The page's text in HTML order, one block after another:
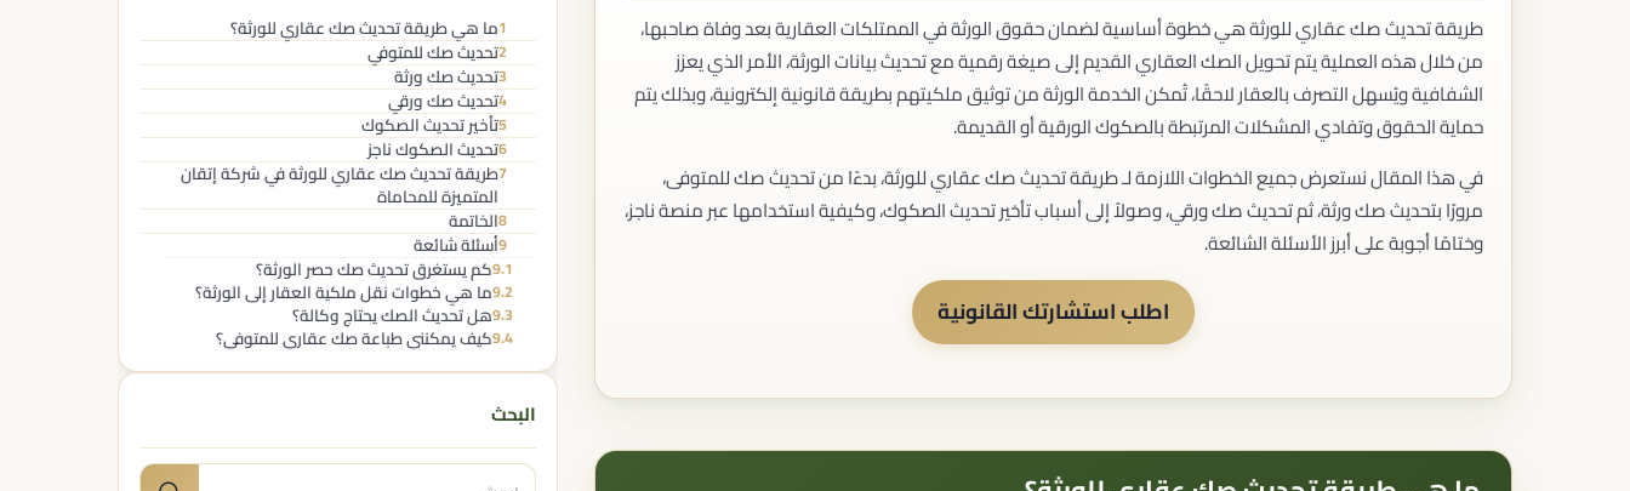
إعداد اتفاقيات الامتياز
تسجيل الامتياز التجاري
الامتثال لنظام الامتياز التجاري
الملكية الفكرية
تسجيل براءات الاختراع
حماية حقوق المؤلف
تسجيل التصاميم الصناعية
تسجيل الأصناف النباتية
التمثيل أمام المحاكم
التمثيل أمام اللجان القضائية
التمثيل أمام الجهات شبه القضائية
منازعات العقارات
الملكية العقارية
الإفراغات العقارية
صياغة العقود
إعداد اللوائح
طريقة تحديث صك عقاري للورثة هي خطوة أساسية لضمان حقوق الورثة في الممتلكات العقارية بعد وفاة صاحبها،
من خلال هذه العملية يتم تحويل الصك العقاري القديم إلى صيغة رقمية مع تحديث بيانات الورثة، الأمر الذي يعزز
الشفافية ويُسهل التصرف بالعقار لاحقًا، تُمكن الخدمة الورثة من توثيق ملكيتهم بطريقة قانونية إلكترونية، وبذلك يتم
حماية الحقوق وتفادي المشكلات المرتبطة بالصكوك الورقية أو القديمة.
في هذا المقال نستعرض جميع الخطوات اللازمة لـ طريقة تحديث صك عقاري للورثة، بدءًا من تحديث صك للمتوفى،
مرورًا بتحديث صك ورثة، ثم تحديث صك ورقي، وصولاً إلى أسباب تأخير تحديث الصكوك، وكيفية استخدامها عبر منصة ناجز،
وختامًا أجوبة على أبرز الأسئلة الشائعة.
اطلب استشارتك القانونية
1ما هي طريقة تحديث صك عقاري للورثة؟
2تحديث صك للمتوفي
3تحديث صك ورثة
4تحديث صك ورقي
5تأخير تحديث الصكوك
6تحديث الصكوك ناجز
7طريقة تحديث صك عقاري للورثة في شركة إتقان
المتميزة للمحاماة
8الخاتمة
9أسئلة شائعة
9.1كم يستغرق تحديث صك حصر الورثة؟
9.2ما هي خطوات نقل ملكية العقار إلى الورثة؟
9.3هل تحديث الصك يحتاج وكالة؟
9.4كيف يمكنني طباعة صك عقاري للمتوفي؟
البحث
البحث